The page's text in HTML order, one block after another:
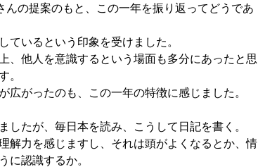
の提案のもと、この一年を振り返ってどうであ
いるという印象を受けました。
、他人を意識するという場面も多分にあったと思
。
がったのも、この一年の特徴に感じました。
たが、毎日本を読み、こうして日記を書く。
解力を感じますし、それは頭がよくなるとか、情
に認識するか。